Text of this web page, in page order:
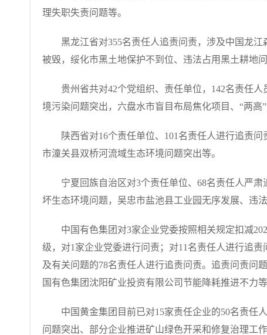
理失职失责问题等。
黑龙江省对355名责任人追责问责，涉及中国龙江
被毁，绥化市黑土地保护不到位、违法占用黑土耕地问
贵州省共对42个党组织、责任单位，142名责任人
境污染问题突出，六盘水市盲目布局焦化项目、“两高
陕西省对16个责任单位、101名责任人进行追责问
市潼关县双桥河流域生态环境问题突出等。
宁夏回族自治区对3个责任单位、68名责任人严肃
坏生态环境问题，吴忠市盐池县工业园无序发展、违
中国有色集团对3家企业党委按照相关规定扣减
级，对1家企业党委进行问责；对11名责任人进行追
及有关问题的78名责任人进行追责问责。追责问责问
国有色集团沈阳矿业投资有限公司节能降耗推进不力等
中国黄金集团目前已对15家责任企业的50名责任
问题突出、部分企业推进矿山绿色开采和修复治理工作